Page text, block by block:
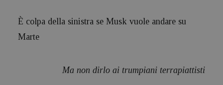
È colpa della sinistra se Musk vuole andare su
Marte
Ma non dirlo ai trumpiani terrapiattisti